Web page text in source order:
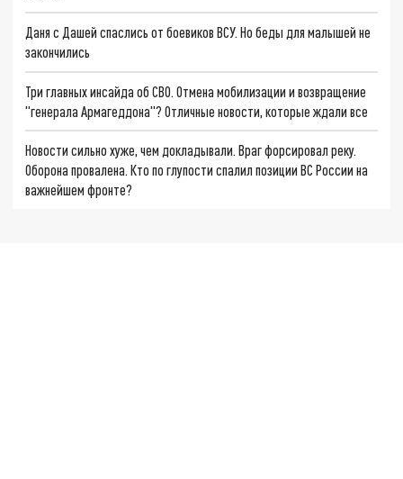
Даня с Дашей спаслись от боевиков ВСУ. Но беды для малышей не
закончились
Три главных инсайда об СВО. Отмена мобилизации и возвращение
"генерала Армагеддона"? Отличные новости, которые ждали все
Новости сильно хуже, чем докладывали. Враг форсировал реку.
Оборона провалена. Кто по глупости спалил позиции ВС России на
важнейшем фронте?